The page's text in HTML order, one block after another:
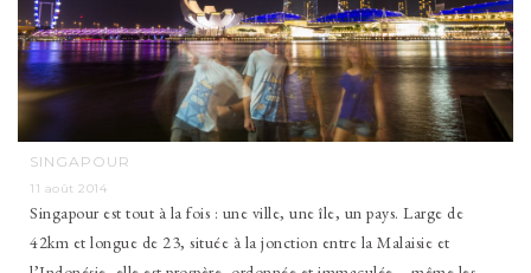
SINGAPOUR
11 août 2014
Singapour est tout à la fois : une ville, une île, un pays. Large de
42km et longue de 23, située à la jonction entre la Malaisie et